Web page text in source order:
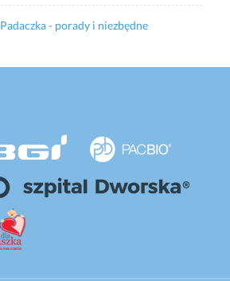
Padaczka - porady i niezbędne